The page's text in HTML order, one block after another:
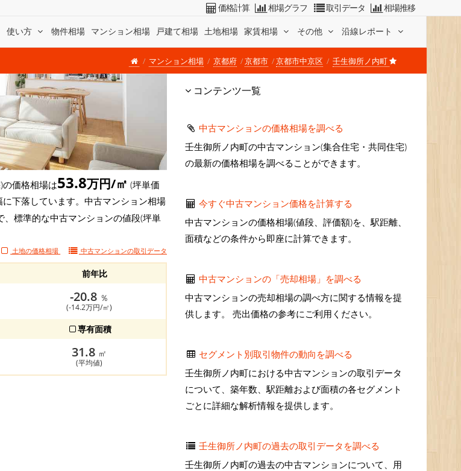
使い方 物件相場 マンション相場 戸建て相場 土地相場 家賃相場 その他 沿線レポート
価格計算 相場グラフ 取引データ 相場推移
マンション相場 京都府 京都市 京都市中京区 壬生御所ノ内町
価格相場は53.8万円/㎡ (坪単価
下落しています。中古マンション相場
標準的な中古マンションの値段(坪単
土地の価格相場 中古マンションの取引データ
前年比
-20.8 ％
(-14.2万円/㎡)
専有面積
31.8 ㎡
(平均値)
コンテンツ一覧
中古マンションの価格相場を調べる
壬生御所ノ内町の中古マンション(集合住宅・共同住宅)
の最新の価格相場を調べることができます。
今すぐ中古マンション価格を計算する
中古マンションの価格相場(値段、評価額)を、駅距離、
面積などの条件から即座に計算できます。
中古マンションの「売却相場」を調べる
中古マンションの売却相場の調べ方に関する情報を提
供します。 売出価格の参考にご利用ください。
セグメント別取引物件の動向を調べる
壬生御所ノ内町における中古マンションの取引データ
について、築年数、駅距離および面積の各セグメント
ごとに詳細な解析情報を提供します。
壬生御所ノ内町の過去の取引データを調べる
壬生御所ノ内町の過去の中古マンションについて、用